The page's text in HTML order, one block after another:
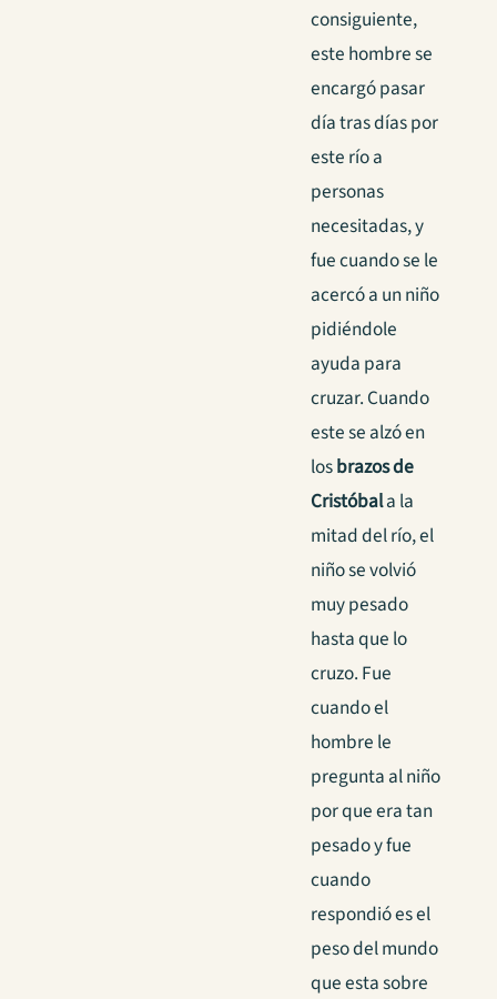
consiguiente,
este hombre se
encargó pasar
día tras días por
este río a
personas
necesitadas, y
fue cuando se le
acercó a un niño
pidiéndole
ayuda para
cruzar. Cuando
este se alzó en
losbrazos de
Cristóbala la
mitad del río, el
niño se volvió
muy pesado
hasta que lo
cruzo. Fue
cuando el
hombre le
pregunta al niño
por que era tan
pesado y fue
cuando
respondió es el
peso del mundo
que esta sobre